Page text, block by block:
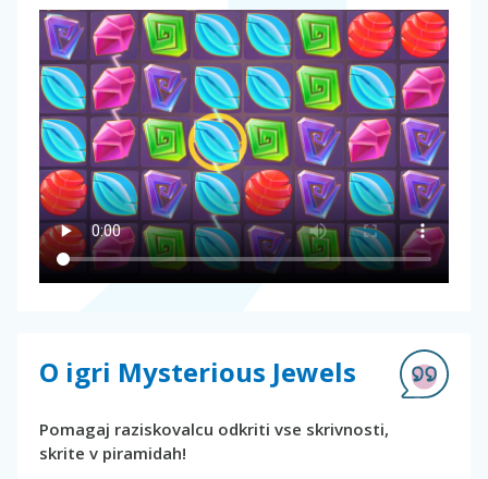
O igri Mysterious Jewels
Pomagaj raziskovalcu odkriti vse skrivnosti,
skrite v piramidah!